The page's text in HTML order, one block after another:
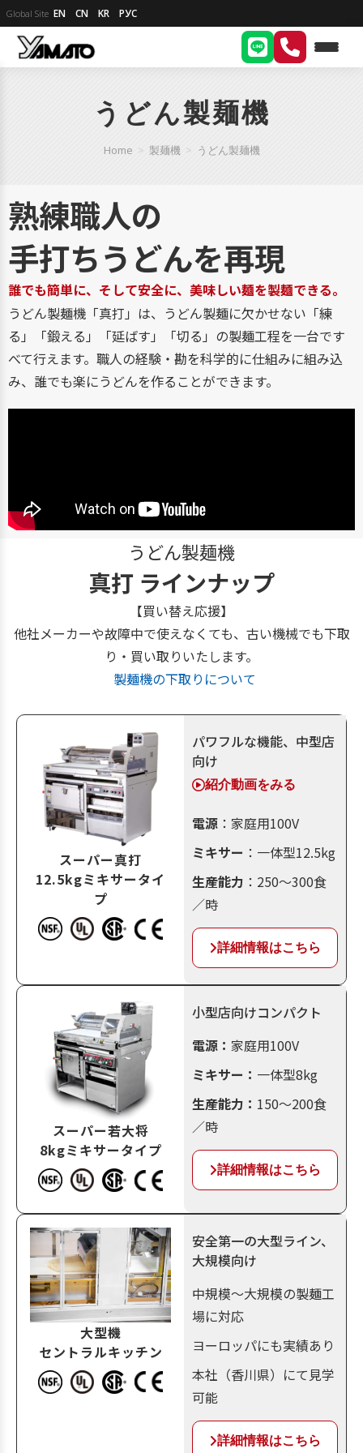
Global Site EN CN KR РУС
うどん製麺機
Home > 製麺機 > うどん製麺機
熟練職人の
手打ちうどんを再現
誰でも簡単に、そして安全に、美味しい麺を製麺できる。
うどん製麺機「真打」は、うどん製麺に欠かせない「練
る」「鍛える」「延ばす」「切る」の製麺工程を一台です
べて行えます。職人の経験・勘を科学的に仕組みに組み込
み、誰でも楽にうどんを作ることができます。
うどん製麺機
真打 ラインナップ
【買い替え応援】
他社メーカーや故障中で使えなくても、古い機械でも下取
り・買い取りいたします。
製麺機の下取りについて
スーパー真打​
12.5kgミキサータイ
プ
パワフルな機能、中型店
向け
紹介動画をみる
電源 ：家庭用100V
ミキサー ：一体型12.5kg
生産能力 ：250～300食
／時
詳細情報はこちら
スーパー若大将​
8kgミキサータイプ​
小型店向けコンパクト​
電源：家庭用100V
ミキサー： 一体型8kg
生産能力： 150～200食
／時
詳細情報はこちら
大型機
セントラルキッチン
安全第一の大型ライン、
大規模向け
中規模～大規模の製麺工
場に対応
ヨーロッパにも実績あり
本社（香川県）にて見学
可能
詳細情報はこちら